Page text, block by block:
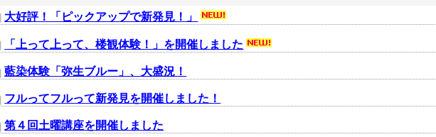
大好評！「ピックアップで新発見！」
「上って上って、楼観体験！」を開催しました
藍染体験「弥生ブルー」、大盛況！
フルってフルって新発見を開催しました！
第４回土曜講座を開催しました